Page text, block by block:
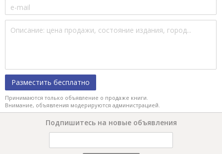
Разместить бесплатно
Принимаются только объявление о продаже книги.
Внимание, объявления модерируются администрацией.
Подпишитесь на новые объявления